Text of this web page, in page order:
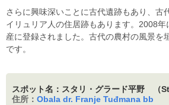
さらに興味深いことに古代遺跡もあり、古
イリュリア人の住居跡もあります。2008
産に登録されました。古代の農村の風景を
です。
スポット名：スタリ・グラード平野 （
住所： Obala dr. Franje Tuđmana bb